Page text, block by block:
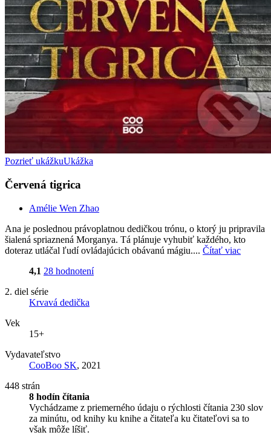
Pozrieť ukážkuUkážka
Červená tigrica
Amélie Wen Zhao
Ana je poslednou právoplatnou dedičkou trónu, o ktorý ju pripravila
šialená spriaznená Morganya. Tá plánuje vyhubiť každého, kto
doteraz utláčal ľudí ovládajúcich obávanú mágiu.... Čítať viac
4,1 28 hodnotení
2. diel série
Krvavá dedička
Vek
15+
Vydavateľstvo
CooBoo SK, 2021
448 strán
8 hodín čítania
Vychádzame z priemerného údaju o rýchlosti čítania 230 slov
za minútu, od knihy ku knihe a čitateľa ku čitateľovi sa to
však môže líšiť.